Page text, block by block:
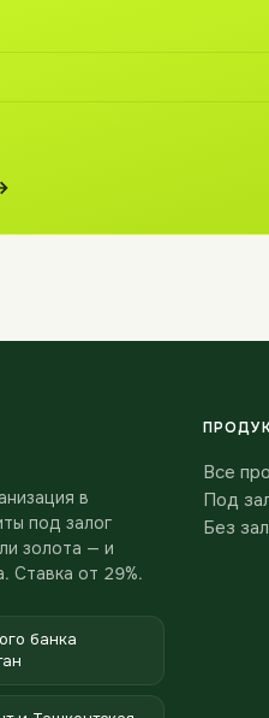
в
под залог
золота — и
Ставка от 29%.
банка
Все
Под
Без